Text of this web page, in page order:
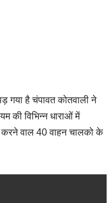
गया है चंपावत कोतवाली ने
की विभिन्न धाराओं में
करने वाल 40 वाहन चालको के